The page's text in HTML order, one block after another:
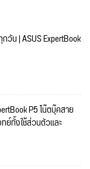
วัน | ASUS ExpertBook
P5 โน๊ตบุ๊คสาย
ย์ทั้งใช้ส่วนตัวและ